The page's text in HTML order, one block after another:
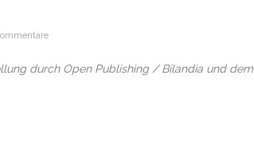
durch Open Publishing / Bilandia und dem